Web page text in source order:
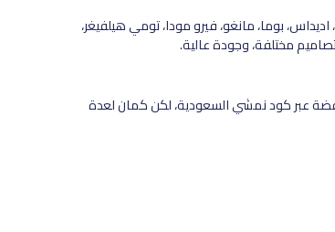
بوما، مانغو، فيرو مودا، تومي هيلفيغر،
مختلفة، وجودة عالية.
عبر كود نمشي السعودية، لكن كمان لعدة